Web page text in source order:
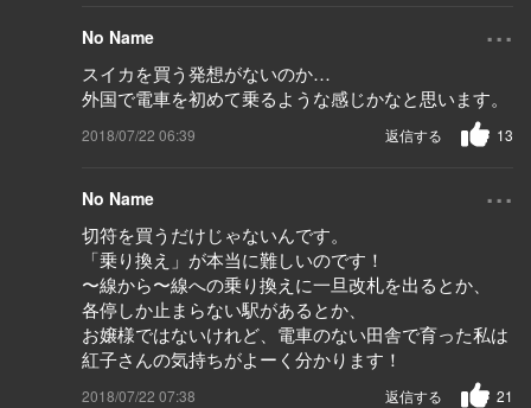
No Name ...
スイカを買う発想がないのか…
外国で電車を初めて乗るような感じかなと思います。
2018/07/22 06:39 13
返信する
No Name ...
切符を買うだけじゃないんです。
「乗り換え」が本当に難しいのです！
〜線から〜線への乗り換えに一旦改札を出るとか、
各停しか止まらない駅があるとか、
お嬢様ではないけれど、電車のない田舎で育った私は
紅子さんの気持ちがよーく分かります！
2018/07/22 07:38 21
返信する